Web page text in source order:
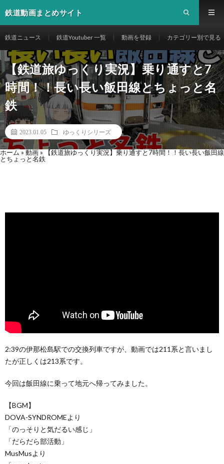
鉄道動画まとめサイト
鉄道ニュース 鉄道Youtuber 一覧 動画を登録 カテゴリー別で見る
【鉄道旅ゆっくり実況】乗り通すと7
時間！！長い長い飯田線とちょっと名
鉄
2023.01.05 ゆっくりシリーズ
ホーム » 動画 » 【鉄道旅ゆっくり実況】乗り通すと7時間！！長い長い飯田線
とちょっと名鉄
2:39の伊那松島駅での交換列車ですが、動画では211系と言いまし
たが正しくは213系です。
今回は飯田線に乗って地元へ帰ってみました。
【BGM】
DOVA-SYNDROMEより
「のっそりと気だるい感じ」
「だらだら部活動」
MusMusより